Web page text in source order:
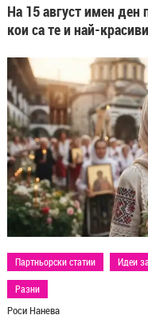
На 15 август имен ден
кои са те и най-
Партньорски статии Идеи
Разни
Роси Нанева